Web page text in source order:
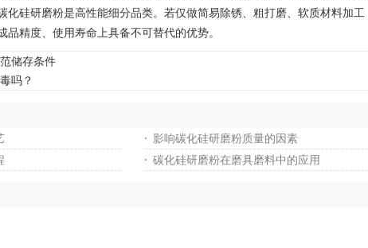
硅研磨粉是高性能细分品类。若仅做简易除锈、粗打磨、软质材料加
品精度、使用寿命上具备不可替代的优势。
储存条件
吗？
影响碳化硅研磨粉质量的因素
碳化硅研磨粉在磨具磨料中的应用